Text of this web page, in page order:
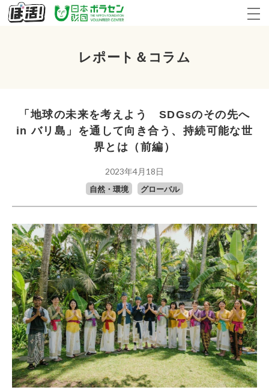
レポート＆コラム
「地球の未来を考えよう SDGsのその先へ
in バリ島」を通して向き合う、持続可能な世
界とは（前編）
2023年4月18日
自然・環境 グローバル